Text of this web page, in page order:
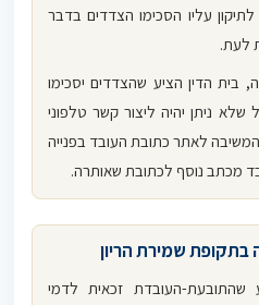
בכפוף לתיקון עליו הסכימו הצדדים בדבר
לעת.
בית הדין הציע שהצדדים יסכימו
ניתן יהיה ליצור קשר טלפוני
לאתר כתובת העובד בפנייה
מכתב נוסף לכתובת שאותרה.
שמירת הריון
שהתובעת-העובדת זכאית לדמי